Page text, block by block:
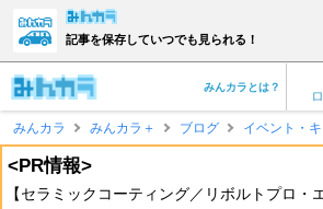
記事を保存していつでも見られる！
みんカラとは？
みんカラ みんカラ＋ ブログ イベント・
<PR情報>
【セラミックコーティング／リボルトプロ・